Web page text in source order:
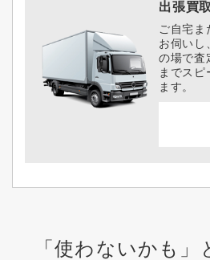
出張買
ご自宅ま
お伺いし
の場で査
までスピ
ます。
「使わないかも